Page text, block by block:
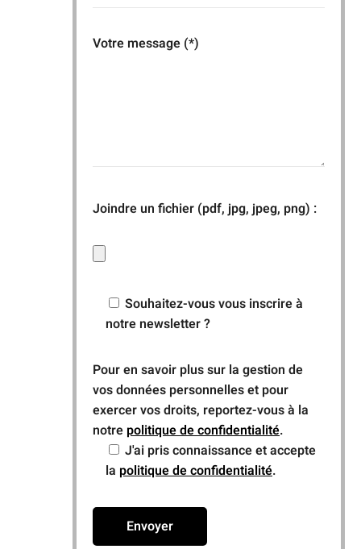
Votre message (*)
Joindre un fichier (pdf, jpg, jpeg, png) :
Souhaitez-vous vous inscrire à
notre newsletter ?
Pour en savoir plus sur la gestion de
vos données personnelles et pour
exercer vos droits, reportez-vous à la
notre politique de confidentialité.
J'ai pris connaissance et accepte
la politique de confidentialité.